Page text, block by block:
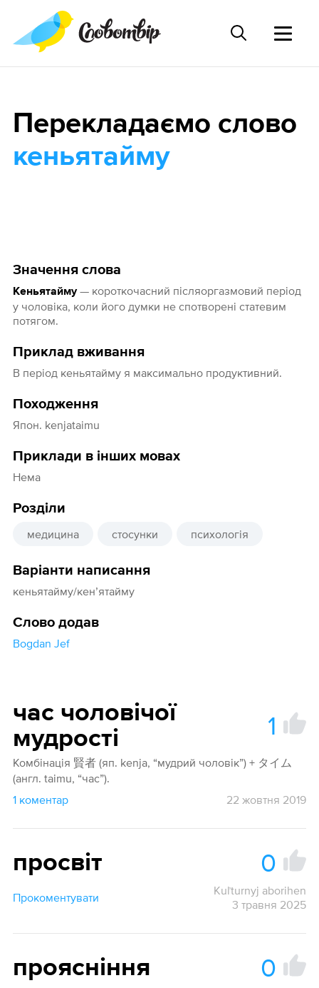
Значення слова
Кеньятайму— короткочасний післяоргазмовий період
у чоловiка, коли його думки не спотворені статевим
потягом.
Приклад вживання
В перiод кеньятайму я максимально продуктивний.
Походження
Япон. kenjataimu
Приклади в інших мовах
Нема
Розділи
медицина стосунки психологія
Варіанти написання
кеньятайму/кен’ятайму
Слово додав
Bogdan Jef
Перекладаємо слово
кеньятайму
час чоловічої
мудрості
1
Комбінація 賢者 (яп. kenja, “мудрий чоловік”) +‎ タイム
(англ. taimu, “час”).
1 коментар
22 жовтня 2019
просвіт 0
Прокоментувати
Kuľturnyj aborihen
3 травня 2025
проясніння 0